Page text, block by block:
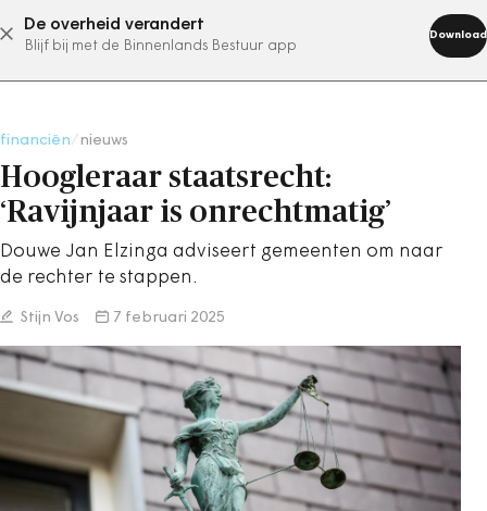
De overheid verandert
Blijf bij met de Binnenlands Bestuur app
Download
abonneer nu
financiën nieuws
Hoogleraar staatsrecht:
‘Ravijnjaar is onrechtmatig’
Douwe Jan Elzinga adviseert gemeenten om naar
de rechter te stappen.
Stijn Vos 7 februari 2025